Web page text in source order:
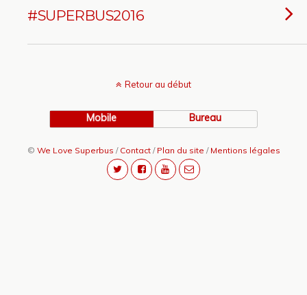
#SUPERBUS2016
Retour au début
Mobile Bureau
© We Love Superbus / Contact/ Plan du site / Mentions légales